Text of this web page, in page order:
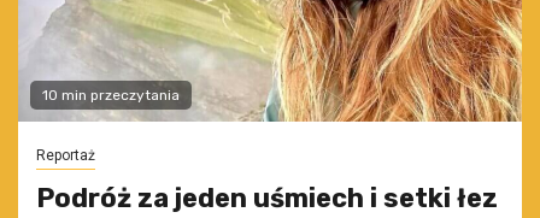
10 min przeczytania
Reportaż
Podróż za jeden uśmiech i setki łez